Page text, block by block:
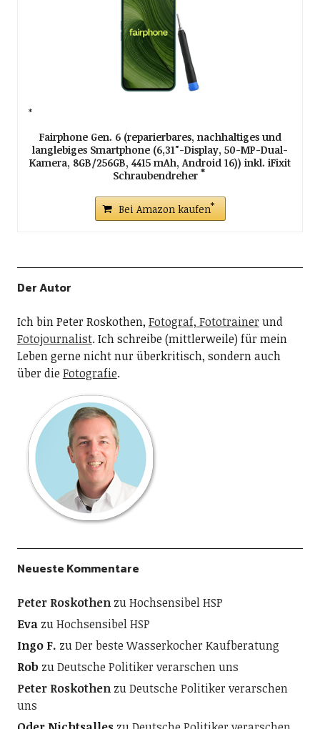
Fairphone Gen. 6 (reparierbares, nachhaltiges und
langlebiges Smartphone (6,31"-Display, 50-MP-Dual-
Kamera, 8GB/256GB, 4415 mAh, Android 16)) inkl. iFixit
Schraubendreher
Bei Amazon kaufen
Der Autor
Ich bin Peter Roskothen, Fotograf, Fototrainer und
Fotojournalist. Ich schreibe (mittlerweile) für mein
Leben gerne nicht nur überkritisch, sondern auch
über dieFotografie.
Neueste Kommentare
Peter RoskothenzuHochsensibel HSP
EvazuHochsensibel HSP
Ingo F. zuDer beste Wasserkocher Kaufberatung
Rob zuDeutsche Politiker verarschen uns
Peter RoskothenzuDeutsche Politiker verarschen
uns